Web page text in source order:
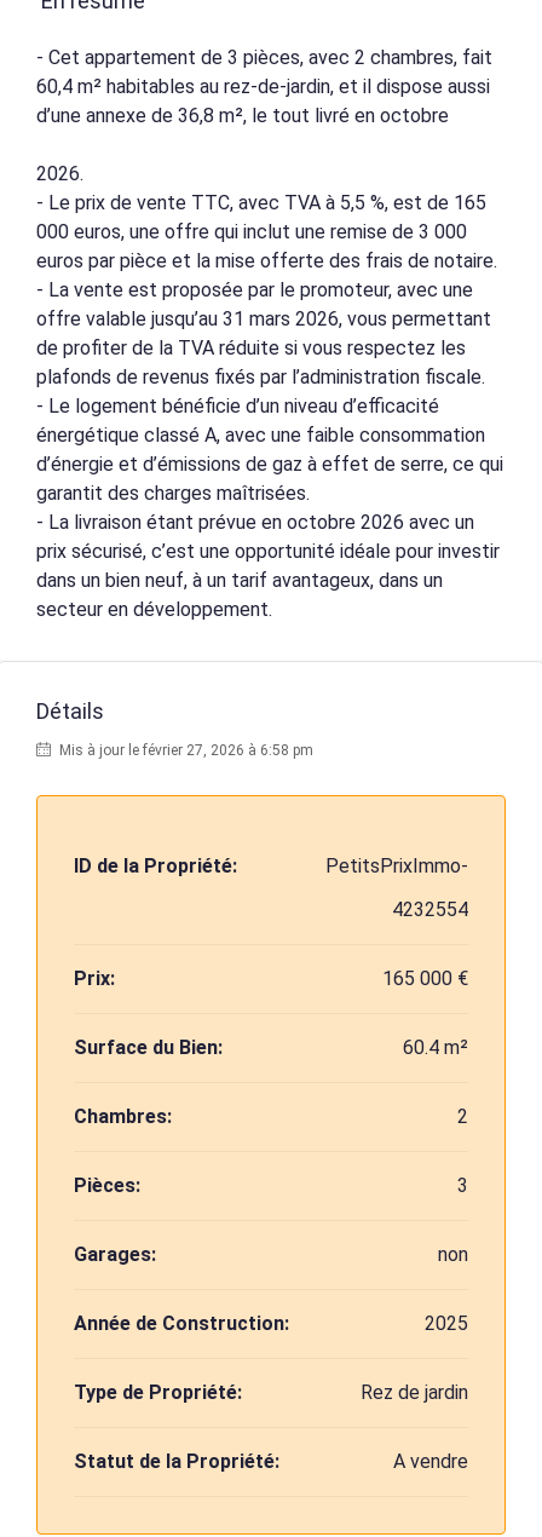
- Cet appartement de 3 pièces, avec 2 chambres, fait
60,4 m² habitables au rez-de-jardin, et il dispose aussi
d’une annexe de 36,8 m², le tout livré en octobre
2026.
- Le prix de vente TTC, avec TVA à 5,5 %, est de 165
000 euros, une offre qui inclut une remise de 3 000
euros par pièce et la mise offerte des frais de notaire.
- La vente est proposée par le promoteur, avec une
offre valable jusqu’au 31 mars 2026, vous permettant
de profiter de la TVA réduite si vous respectez les
plafonds de revenus fixés par l’administration fiscale.
- Le logement bénéficie d’un niveau d’efficacité
énergétique classé A, avec une faible consommation
d’énergie et d’émissions de gaz à effet de serre, ce qui
garantit des charges maîtrisées.
- La livraison étant prévue en octobre 2026 avec un
prix sécurisé, c’est une opportunité idéale pour investir
dans un bien neuf, à un tarif avantageux, dans un
secteur en développement.
Détails
Mis à jour le février 27, 2026 à 6:58 pm
ID de la Propriété:
PetitsPrixImmo-
4232554
Prix: 165 000 €
Surface du Bien: 60.4 m²
Chambres: 2
Pièces: 3
Garages: non
Année de Construction: 2025
Type de Propriété: Rez de jardin
Statut de la Propriété: A vendre